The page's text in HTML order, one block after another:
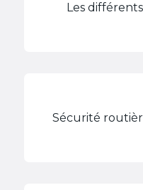
Les
Sécurité